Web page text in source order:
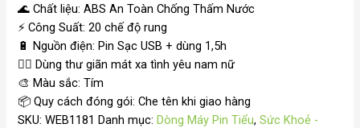
🌊 Chất liệu: ABS An Toàn Chống Thấm Nước
⚡ Công Suất: 20 chế độ rung
🔋 Nguồn điện: Pin Sạc USB + dùng 1,5h
💆‍♂️ Dùng thư giãn mát xa tình yêu nam nữ
🎨 Màu sắc: Tím
📦 Quy cách đóng gói: Che tên khi giao hàng
SKU:WEB1181 Danh mục:Dòng Máy Pin Tiểu,Sức Khoẻ -